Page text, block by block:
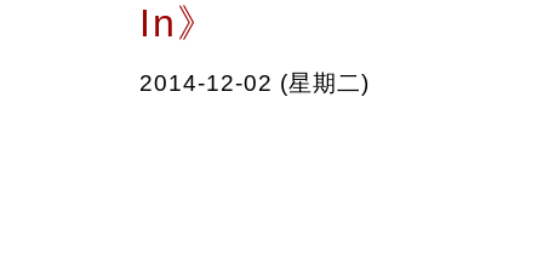
In》
2014-12-02 (星期二)